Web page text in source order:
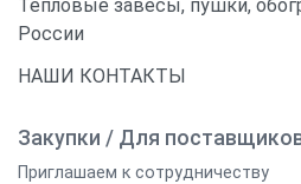
Тепловые завесы, пушки,
России
НАШИ КОНТАКТЫ
Закупки / Для
Приглашаем к сотрудничеству